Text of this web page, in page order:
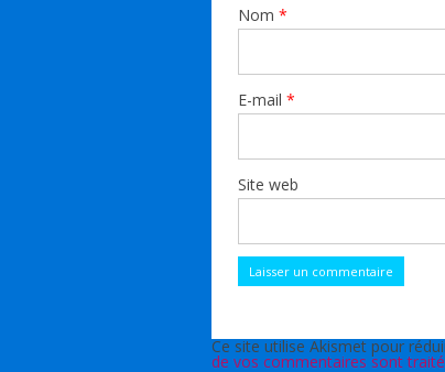
Nom *
E-mail *
Site web
Ce site utilise Akismet pour
de vos commentaires sont